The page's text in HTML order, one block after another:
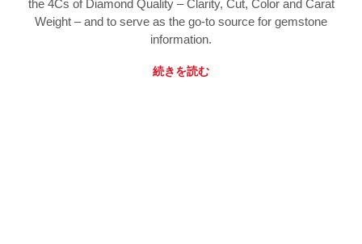
the 4Cs of Diamond Quality – Clarity, Cut, Color and Carat
Weight – and to serve as the go-to source for gemstone
information.
続きを読む